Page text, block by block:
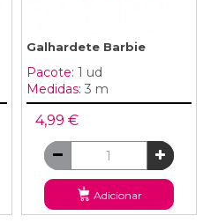
Galhardete Barbie
Pacote: 1 ud
Medidas: 3 m
4,99 €
Adicionar